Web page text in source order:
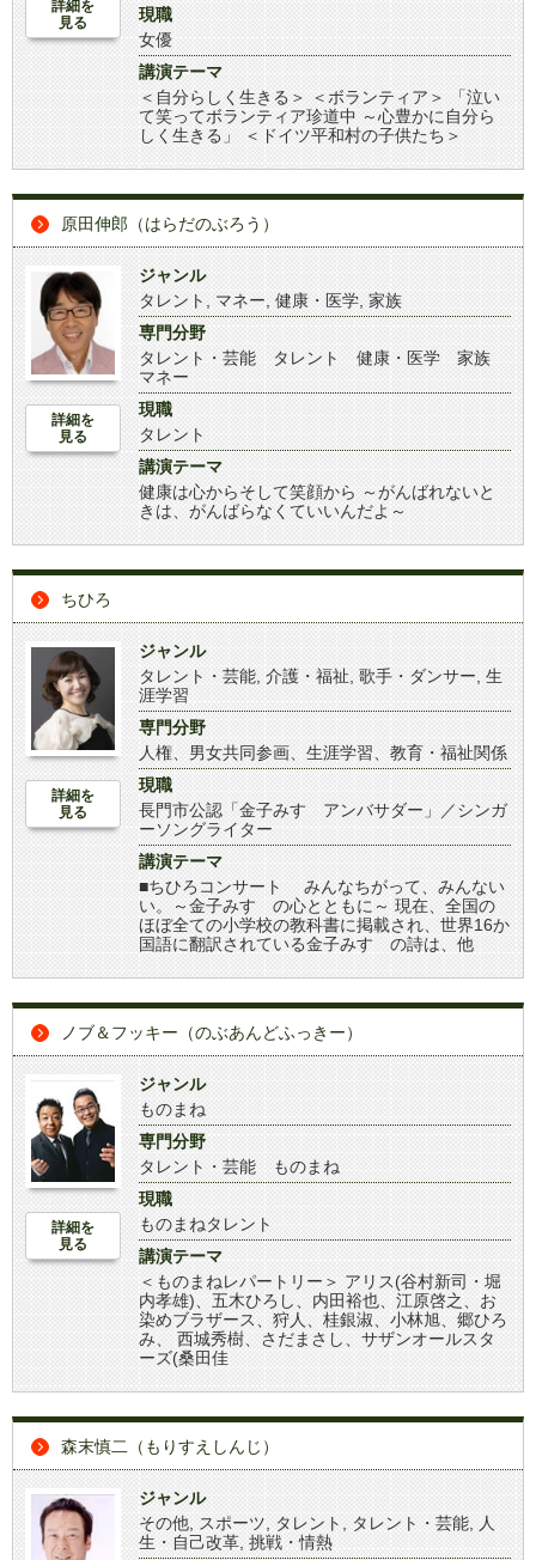
詳細を
見る
現職
女優
講演テーマ
＜自分らしく生きる＞ ＜ボランティア＞ 「泣い
て笑ってボランティア珍道中 ～心豊かに自分ら
しく生きる」 ＜ドイツ平和村の子供たち＞
原田伸郎（はらだのぶろう）
詳細を
見る
ジャンル
タレント
マネー 健康・医学 家族
専門分野
タレント・芸能 タレント 健康・医学 家族
マネー
現職
タレント
講演テーマ
健康は心からそして笑顔から ～がんばれないと
きは、がんばらなくていいんだよ～
ちひろ
詳細を
見る
ジャンル
タレント・芸能 介護・福祉 歌手・ダンサー 生
涯学習
専門分野
人権、男女共同参画、生涯学習、教育・福祉関係
現職
長門市公認「金子みすゞアンバサダー」／シンガ
ーソングライター
講演テーマ
■ちひろコンサート みんなちがって、みんない
い。～金子みすゞの心とともに～ 現在、全国の
ほぼ全ての小学校の教科書に掲載され、世界16か
国語に翻訳されている金子みすゞの詩は、他
ノブ＆フッキー（のぶあんどふっきー）
詳細を
見る
ジャンル
ものまね
専門分野
タレント・芸能 ものまね
現職
ものまねタレント
講演テーマ
＜ものまねレパートリー＞ アリス(谷村新司・堀
内孝雄)、五木ひろし、内田裕也、江原啓之、お
染めブラザース、狩人、桂銀淑、小林旭、郷ひろ
み、 西城秀樹、さだまさし、サザンオールスタ
ーズ(桑田佳
森末慎二（もりすえしんじ）
ジャンル
その他
スポーツ タレント タレント・芸能
人
生・自己改革 挑戦・情熱